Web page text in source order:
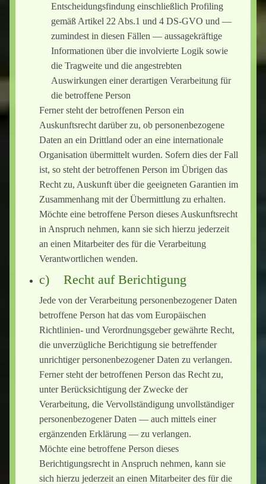
Entscheidungsfindung einschließlich Profiling
gemäß Artikel 22 Abs.1 und 4 DS-GVO und —
zumindest in diesen Fällen — aussagekräftige
Informationen über die involvierte Logik sowie
die Tragweite und die angestrebten
Auswirkungen einer derartigen Verarbeitung für
die betroffene Person
Ferner steht der betroffenen Person ein
Auskunftsrecht darüber zu, ob personenbezogene
Daten an ein Drittland oder an eine internationale
Organisation übermittelt wurden. Sofern dies der Fall
ist, so steht der betroffenen Person im Übrigen das
Recht zu, Auskunft über die geeigneten Garantien im
Zusammenhang mit der Übermittlung zu erhalten.
Möchte eine betroffene Person dieses Auskunftsrecht
in Anspruch nehmen, kann sie sich hierzu jederzeit
an einen Mitarbeiter des für die Verarbeitung
Verantwortlichen wenden.
c) Recht auf Berichtigung
Jede von der Verarbeitung personenbezogener Daten
betroffene Person hat das vom Europäischen
Richtlinien- und Verordnungsgeber gewährte Recht,
die unverzügliche Berichtigung sie betreffender
unrichtiger personenbezogener Daten zu verlangen.
Ferner steht der betroffenen Person das Recht zu,
unter Berücksichtigung der Zwecke der
Verarbeitung, die Vervollständigung unvollständiger
personenbezogener Daten — auch mittels einer
ergänzenden Erklärung — zu verlangen.
Möchte eine betroffene Person dieses
Berichtigungsrecht in Anspruch nehmen, kann sie
sich hierzu jederzeit an einen Mitarbeiter des für die